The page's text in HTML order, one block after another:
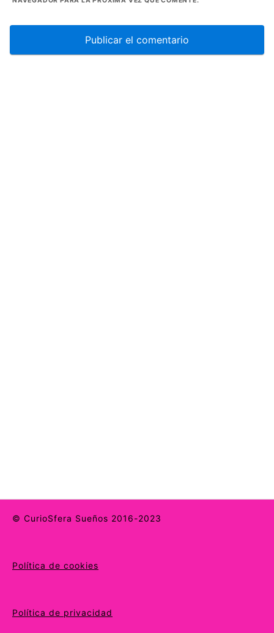
© CurioSfera Sueños 2016-2023
Política de cookies
Política de privacidad